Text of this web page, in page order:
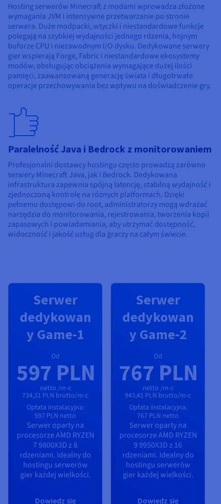
Hosting serwerów Minecraft z modami wprowadza złożone
wymagania JVM i intensywne przetwarzanie po stronie
serwera. Duże modpacki, wtyczki i niestandardowe funkcje
polegają na szybkiej wydajności jednego rdzenia, hojnym
buforze CPU i niezawodnym I/O dysku. Dedykowane serwery
gier wspierają Forge, Fabric i niestandardowe ekosystemy
modów, obsługując obciążenia wymagające dużej ilości
pamięci, zaawansowaną generację świata i długotrwałe
operacje przechowywania bez wpływu na doświadczenie gry.
Paralelność Java i Bedrock z monitorowaniem
Profesjonalni dostawcy hostingu często prowadzą zarówno
serwery Minecraft Java, jak i Bedrock. Dedykowana
infrastruktura zapewnia spójną latencję, stabilną wydajność i
zjednoczoną kontrolę na różnych platformach. Dzięki
pełnemu dostępowi do root, administratorzy mogą wdrażać
narzędzia do monitorowania, rejestrowania, tworzenia kopii
zapasowych i powiadamiania, aby utrzymać dostępność,
widoczność i jakość usług dla graczy na całym świecie.
Serwer
dedykowan
y Game-1
Od
597 PLN
netto /m-c
734,31 PLN brutto/m-c
Opłata instalacyjna:
597 PLN netto
Serwer oparty na
procesorzeAMD RYZEN
7 9800X3Dz8
rdzeniami. Idealny do
hostingu serwerów
gier każdej wielkości.
Dowiedz się
Serwer
dedykowan
y Game-2
Od
767 PLN
netto /m-c
943,41 PLN brutto/m-c
Opłata instalacyjna:
767 PLN netto
Serwer oparty na
procesorzeAMD RYZEN
9 9950X3Dz16
rdzeniami. Idealny do
hostingu serwerów
gier każdej wielkości.
Dowiedz się